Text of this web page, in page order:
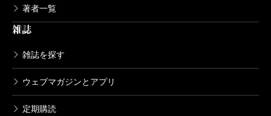
著者一覧
雑誌
雑誌を探す
ウェブマガジンとアプリ
定期購読